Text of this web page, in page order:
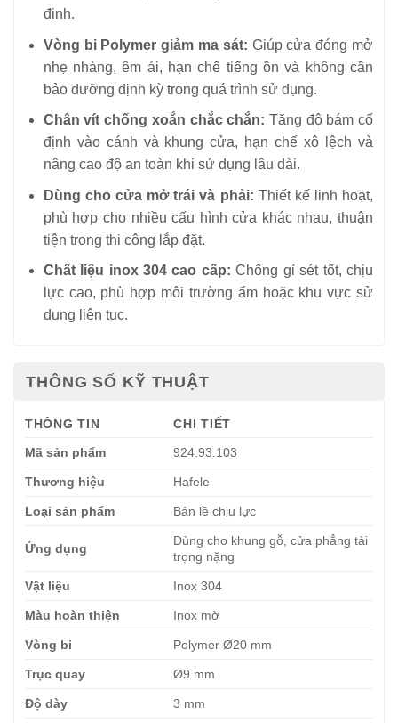
định.
Vòng bi Polymer giảm ma sát: Giúp cửa đóng mở
nhẹ nhàng, êm ái, hạn chế tiếng ồn và không cần
bảo dưỡng định kỳ trong quá trình sử dụng.
Chân vít chống xoắn chắc chắn: Tăng độ bám cố
định vào cánh và khung cửa, hạn chế xô lệch và
nâng cao độ an toàn khi sử dụng lâu dài.
Dùng cho cửa mở trái và phải: Thiết kế linh hoạt,
phù hợp cho nhiều cấu hình cửa khác nhau, thuận
tiện trong thi công lắp đặt.
Chất liệu inox 304 cao cấp:Chống gỉ sét tốt, chịu
lực cao, phù hợp môi trường ẩm hoặc khu vực sử
dụng liên tục.
THÔNG SỐ KỸ THUẬT
THÔNG TIN
CHI TIẾT
Mã sản phẩm
924.93.103
Thương hiệu Hafele
Loại sản phẩm Bản lề chịu lực
Ứng dụng
Dùng cho khung gỗ, cửa phẳng tải
trọng nặng
Vật liệu Inox 304
Màu hoàn thiện Inox mờ
Vòng bi Polymer Ø20 mm
Trục quay Ø9 mm
Độ dày 3 mm